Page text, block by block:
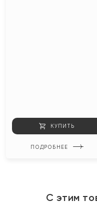
КУПИТЬ
ПОДРОБНЕЕ
С этим